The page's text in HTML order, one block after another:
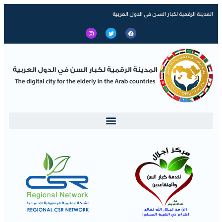
المدينة الرقمية لكبار السن في الدول العربية